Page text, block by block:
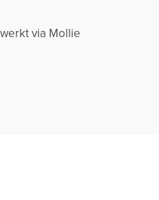
via Mollie